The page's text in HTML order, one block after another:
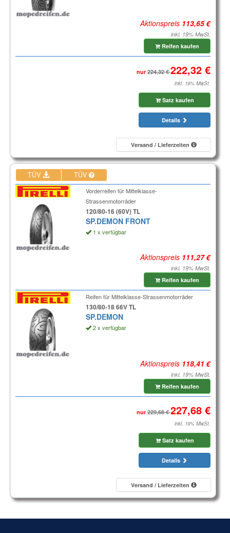
Aktionspreis
inkl. 19% MwSt.
Reifen kaufen
nur
inkl. 19% MwSt.
Satz kaufen
Details
Versand / Lieferzeiten
TÜV TÜV
Vorderreifen für Mittelklasse-
Strassenmotorräder
120/80-16 (60V) TL
SP.DEMON FRONT
1 x verfügbar
Aktionspreis
inkl. 19% MwSt.
Reifen kaufen
Reifen für Mittelklasse-Strassenmotorräder
130/80-18 66V TL
SP.DEMON
2 x verfügbar
Aktionspreis
inkl. 19% MwSt.
Reifen kaufen
nur
inkl. 19% MwSt.
Satz kaufen
Details
Versand / Lieferzeiten